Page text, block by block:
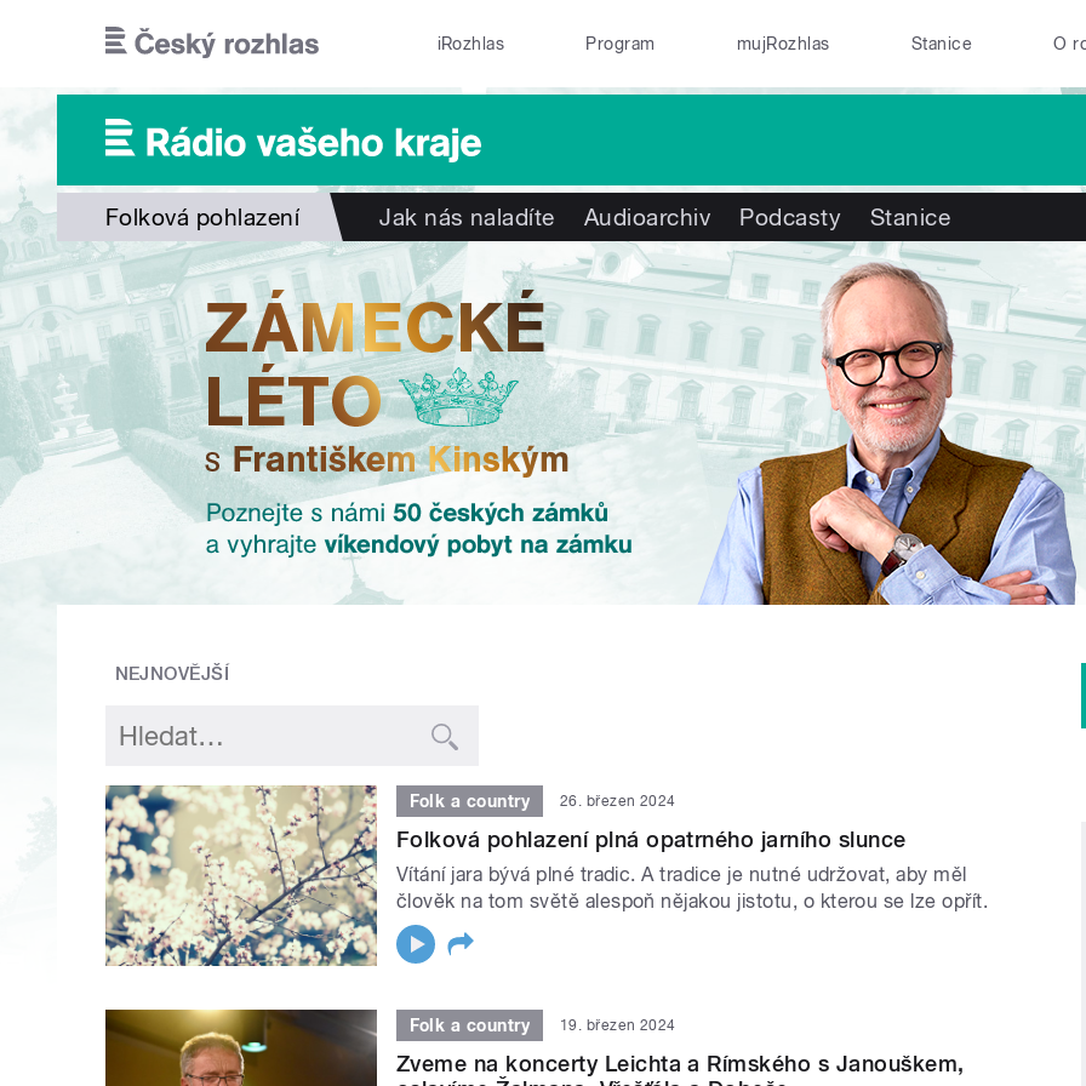
iRozhlas Program mujRozhlas Stanice O
Folková pohlazení Jak nás naladíte Audioarchiv Podcasty Stanice
NEJNOVĚJŠÍ
Folk a country 26. březen 2024
Folková pohlazení plná opatrného jarního slunce
Vítání jara bývá plné tradic. A tradice je nutné udržovat, aby měl
člověk na tom světě alespoň nějakou jistotu, o kterou se lze opřít.
Folk a country 19. březen 2024
Zveme na koncerty Leichta a Rímského s Janouškem,